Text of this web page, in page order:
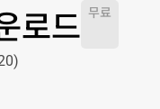
로드 무료